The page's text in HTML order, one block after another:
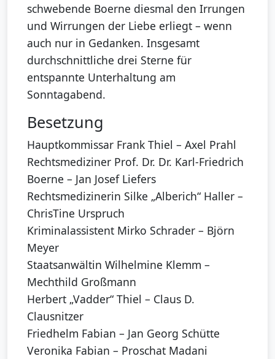
schwebende Boerne diesmal den Irrungen
und Wirrungen der Liebe erliegt – wenn
auch nur in Gedanken. Insgesamt
durchschnittliche drei Sterne für
entspannte Unterhaltung am
Sonntagabend.
Besetzung
Hauptkommissar Frank Thiel – Axel Prahl
Rechtsmediziner Prof. Dr. Dr. Karl-Friedrich
Boerne – Jan Josef Liefers
Rechtsmedizinerin Silke „Alberich“ Haller –
ChrisTine Urspruch
Kriminalassistent Mirko Schrader – Björn
Meyer
Staatsanwältin Wilhelmine Klemm –
Mechthild Großmann
Herbert „Vadder“ Thiel – Claus D.
Clausnitzer
Friedhelm Fabian – Jan Georg Schütte
Veronika Fabian – Proschat Madani